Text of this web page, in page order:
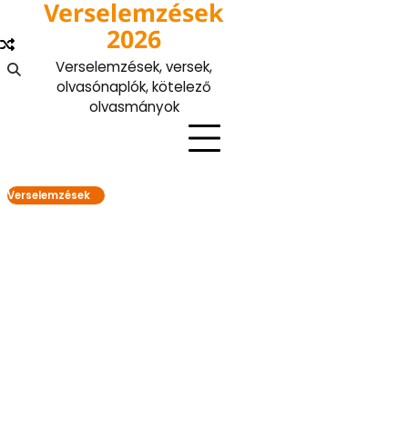
content
Verselemzések
2026
Verselemzések, versek,
olvasónaplók, kötelező
olvasmányok
Verselemzések